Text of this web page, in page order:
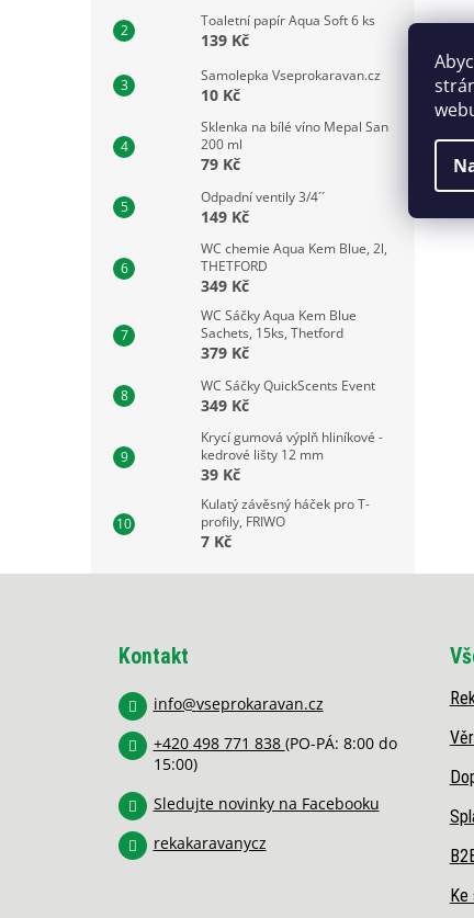
Toaletní papír Aqua Soft 6 ks
139 Kč
Samolepka Vseprokaravan.cz
10 Kč
Sklenka na bílé víno Mepal San
200 ml
79 Kč
Odpadní ventily 3/4´´
149 Kč
WC chemie Aqua Kem Blue, 2l,
THETFORD
349 Kč
WC Sáčky Aqua Kem Blue
Sachets, 15ks, Thetford
379 Kč
WC Sáčky QuickScents Event
349 Kč
Krycí gumová výplň hliníkové -
kedrové lišty 12 mm
39 Kč
Kulatý závěsný háček pro T-
profily, FRIWO
7 Kč
Kontakt
info@vseprokaravan.cz
+420 498 771 838 (PO-PÁ: 8:00 do
15:00)
Sledujte novinky na Facebooku
rekakaravanycz